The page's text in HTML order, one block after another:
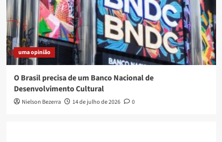
uma opinião
O Brasil precisa de um Banco Nacional de
Desenvolvimento Cultural
Nielson Bezerra 14 de julho de 2026 0